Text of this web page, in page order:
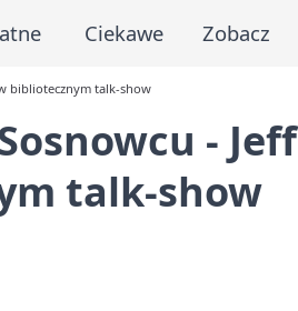
Ciekawe Zobacz
bibliotecznym talk-show
- Jeff
talk-show